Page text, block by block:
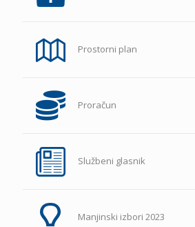
Prostorni plan
Proračun
Službeni glasnik
Manjinski izbori 2023